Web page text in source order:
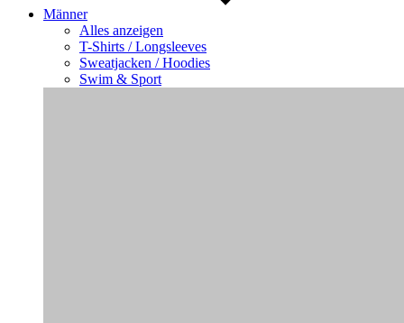
Männer
Alles anzeigen
T-Shirts / Longsleeves
Sweatjacken / Hoodies
Swim & Sport